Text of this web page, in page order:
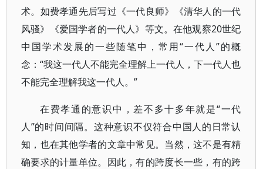
术。如费孝通先后写过《一代良师》《清华人的一代
风骚》《爱国学者的一代人》等文。在他观察20世纪
中国学术发展的一些随笔中，常用“一代人”的概
念：“我这一代人不能完全理解上一代人，下一代人也
不能完全理解我这一代人。”
在费孝通的意识中，差不多十多年就是“一代
人”的时间间隔。这种意识不仅符合中国人的日常认
知，也在其他学者的文章中常见。当然，这不是有精
确要求的计量单位。因此，有的跨度长一些，有的跨